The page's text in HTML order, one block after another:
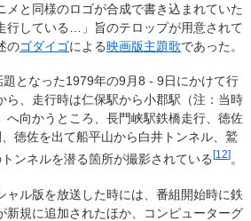
メと同様のロゴが合成で書き込まれていた
行している…」旨のテロップが用意されて
のゴダイゴによる映画版主題歌であった。
となった1979年の9月8 - 9日にかけて行
ら、走行時は仁保駅から小郡駅（注：当時
へ向かうところ、長門峡駅鉄橋走行、徳佐
徳佐を出て船平山から白井トンネル、鷲
ンネルを潜る箇所が撮影されている [12] 。
ャル版を放送した時には、番組開始時に鉄
新規に追加されたほか、コンピューターグ